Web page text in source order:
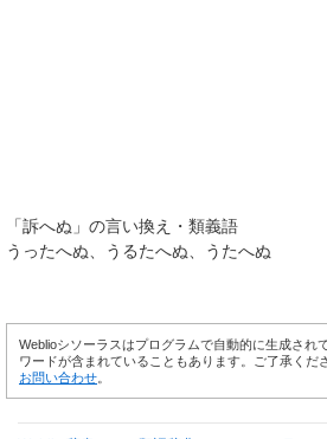
「訴へぬ 」の言い換え・類義語
うったへぬ
うるたへぬ うたへぬ
Weblioシソーラスはプログラムで自動的に生成され
ワードが含まれていることもあります。ご了承くだ
お問い合わせ